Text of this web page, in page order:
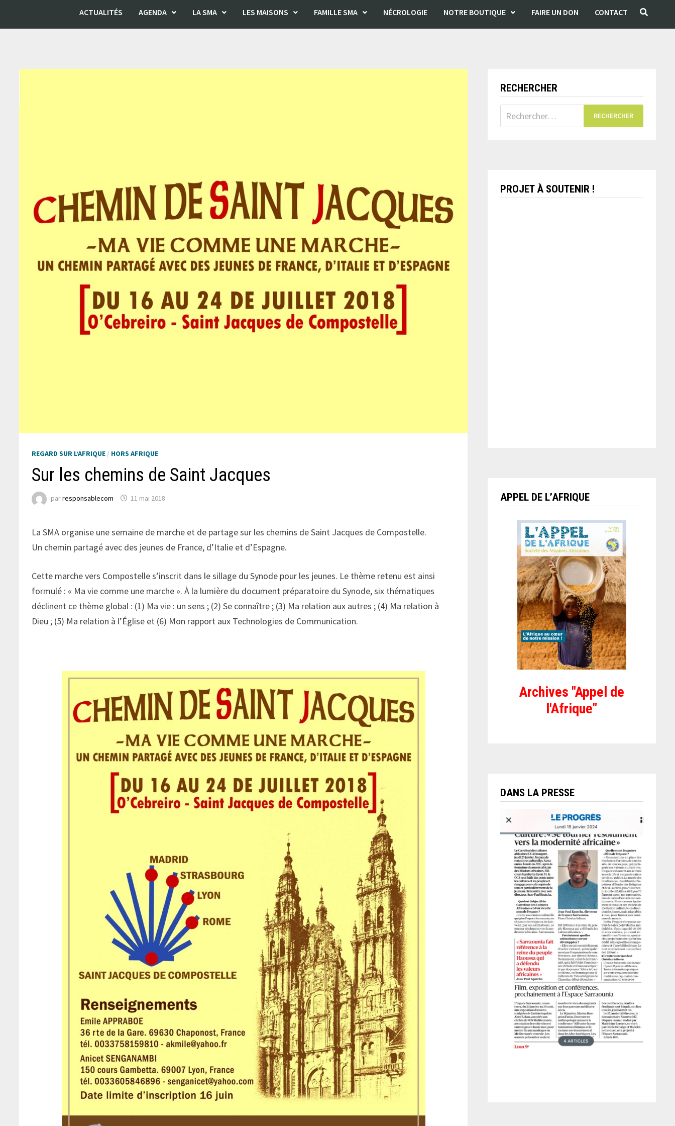
ACTUALITÉS AGENDA LA SMA LES MAISONS FAMILLE SMA NÉCROLOGIE NOTRE BOUTIQUE FAIRE UN DON CONTACT
REGARD SUR L’AFRIQUE / HORS AFRIQUE
Sur les chemins de Saint Jacques
parresponsablecom 11 mai 2018
La SMA organise une semaine de marche et de partage sur les chemins de Saint Jacques de Compostelle.
Un chemin partagé avec des jeunes de France, d’Italie et d’Espagne.
Cette marche vers Compostelle s’inscrit dans le sillage du Synode pour les jeunes. Le thème retenu est ainsi
formulé : « Ma vie comme une marche ». À la lumière du document préparatoire du Synode, six thématiques
déclinent ce thème global : (1) Ma vie : un sens ; (2) Se connaître ; (3) Ma relation aux autres ; (4) Ma relation à
Dieu ; (5) Ma relation à l’Église et (6) Mon rapport aux Technologies de Communication.
RECHERCHER
Rechercher :
PROJET À SOUTENIR !
APPEL DE L’AFRIQUE
Archives "Appel de
l'Afrique"
DANS LA PRESSE